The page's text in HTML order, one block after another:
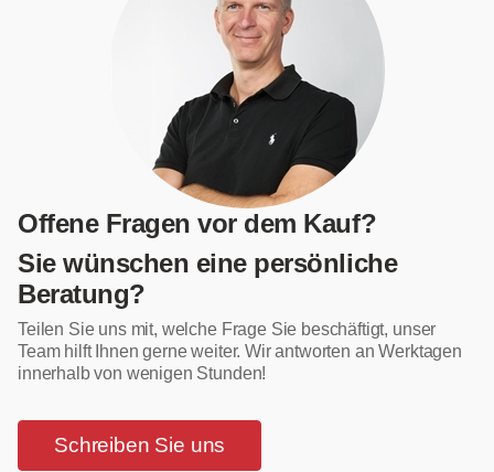
Offene Fragen vor dem Kauf?
Sie wünschen eine persönliche
Beratung?
Teilen Sie uns mit, welche Frage Sie beschäftigt, unser
Team hilft Ihnen gerne weiter. Wir antworten an Werktagen
innerhalb von wenigen Stunden!
Schreiben Sie uns